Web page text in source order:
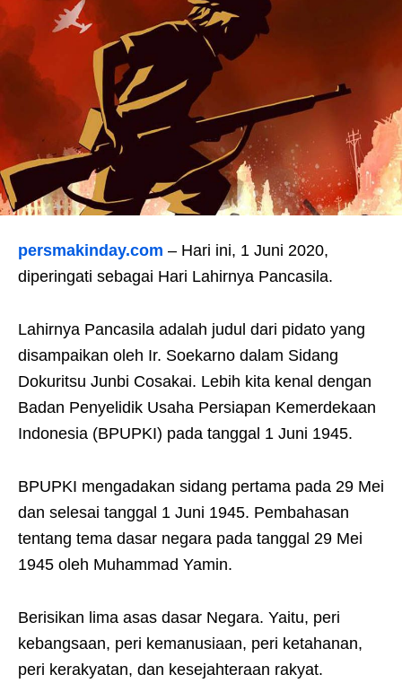
persmakinday.com – Hari ini, 1 Juni 2020,
diperingati sebagai Hari Lahirnya Pancasila.
Lahirnya Pancasila adalah judul dari pidato yang
disampaikan oleh Ir. Soekarno dalam Sidang
Dokuritsu Junbi Cosakai. Lebih kita kenal dengan
Badan Penyelidik Usaha Persiapan Kemerdekaan
Indonesia (BPUPKI) pada tanggal 1 Juni 1945.
BPUPKI mengadakan sidang pertama pada 29 Mei
dan selesai tanggal 1 Juni 1945. Pembahasan
tentang tema dasar negara pada tanggal 29 Mei
1945 oleh Muhammad Yamin.
Berisikan lima asas dasar Negara. Yaitu, peri
kebangsaan, peri kemanusiaan, peri ketahanan,
peri kerakyatan, dan kesejahteraan rakyat.